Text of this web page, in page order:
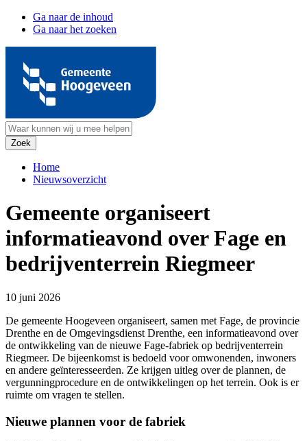
Ga naar de inhoud
Ga naar het zoeken
Home
Nieuwsoverzicht
Gemeente organiseert
informatieavond over Fage en
bedrijventerrein Riegmeer
10 juni 2026
De gemeente Hoogeveen organiseert, samen met Fage, de provincie
Drenthe en de Omgevingsdienst Drenthe, een informatieavond over
de ontwikkeling van de nieuwe Fage-fabriek op bedrijventerrein
Riegmeer. De bijeenkomst is bedoeld voor omwonenden, inwoners
en andere geïnteresseerden. Ze krijgen uitleg over de plannen, de
vergunningprocedure en de ontwikkelingen op het terrein. Ook is er
ruimte om vragen te stellen.
Nieuwe plannen voor de fabriek